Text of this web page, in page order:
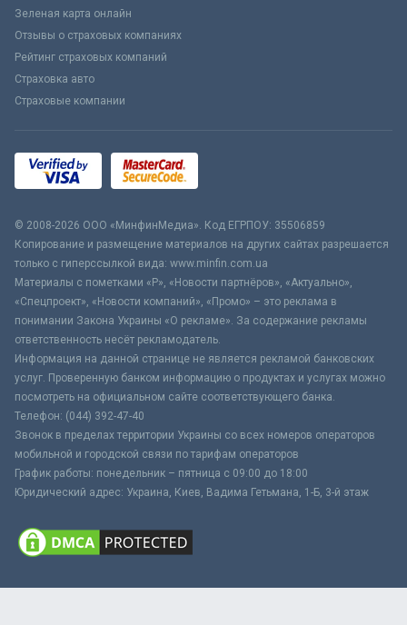
Зеленая карта онлайн
Отзывы о страховых компаниях
Рейтинг страховых компаний
Страховка авто
Страховые компании
© 2008-2026 ООО «МинфинМедиа». Код ЕГРПОУ: 35506859
Копирование и размещение материалов на других сайтах разрешается
только с гиперссылкой вида: www.minfin.com.ua
Материалы с пометками «Р», «Новости партнёров», «Актуально»,
«Спецпроект», «Новости компаний», «Промо» – это реклама в
понимании Закона Украины «О рекламе». За содержание рекламы
ответственность несёт рекламодатель.
Информация на данной странице не является рекламой банковских
услуг. Проверенную банком информацию о продуктах и услугах можно
посмотреть на официальном сайте соответствующего банка.
Телефон: (044) 392-47-40
Звонок в пределах территории Украины со всех номеров операторов
мобильной и городской связи по тарифам операторов
График работы: понедельник – пятница с 09:00 до 18:00
Юридический адрес: Украина, Киев, Вадима Гетьмана, 1-Б, 3-й этаж